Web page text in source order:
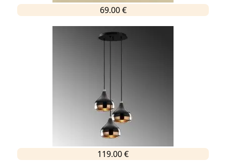
69.00 €
119.00 €